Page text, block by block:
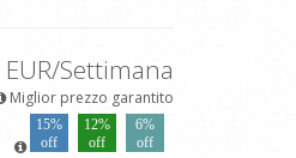
Settimana
Miglior prezzo garantito
15%
off
12%
off
6%
off